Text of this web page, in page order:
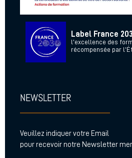
Label France
l’excellence des
récompensée par
NEWSLETTER
Veuillez indiquer votre Email
pour recevoir notre Newsletter